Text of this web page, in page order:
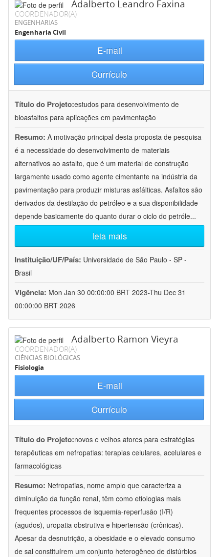
Adalberto Leandro Faxina
COORDENADOR(A)
ENGENHARIAS
Engenharia Civil
E-mail
Currículo
Título do Projeto:estudos para desenvolvimento de
bioasfaltos para aplicações em pavimentação
Resumo: A motivação principal desta proposta de pesquisa
é a necessidade do desenvolvimento de materiais
alternativos ao asfalto, que é um material de construção
largamente usado como agente cimentante na indústria da
pavimentação para produzir misturas asfálticas. Asfaltos são
derivados da destilação do petróleo e a sua disponibilidade
depende basicamente do quanto durar o ciclo do petróle...
leia mais
Instituição/UF/País: Universidade de São Paulo - SP -
Brasil
Vigência: Mon Jan 30 00:00:00 BRT 2023-Thu Dec 31
00:00:00 BRT 2026
Adalberto Ramon Vieyra
COORDENADOR(A)
CIÊNCIAS BIOLÓGICAS
Fisiologia
E-mail
Currículo
Título do Projeto:novos e velhos atores para estratégias
terapêuticas em nefropatias: terapias celulares, acelulares e
farmacológicas
Resumo: Nefropatias, nome amplo que caracteriza a
diminuição da função renal, têm como etiologias mais
frequentes processos de isquemia-reperfusão (I/R)
(agudos), uropatia obstrutiva e hipertensão (crônicas).
Apesar da desnutrição, a obesidade e o elevado consumo
de sal constituírem um conjunto heterogêneo de distúrbios